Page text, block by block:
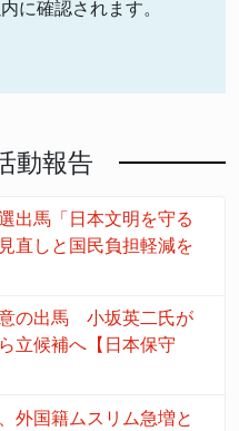
に確認されます。
動報告
出馬「日本文明を守る
直しと国民負担軽減を
意の出馬 小坂英二氏が
立候補へ【日本保守
外国籍ムスリム急増と